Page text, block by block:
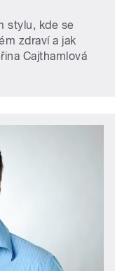
stylu, kde se
zdraví a jak
Cajthamlová